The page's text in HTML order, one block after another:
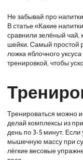
Не забывай про
В статье «Какие
сравнили зелёный чай,
шейки. Самый простой
ложка яблочного
тренировкой, чтобы
Тренироваться можно
делай комплексы из
день по 3‑5 минут.
мышечную массу при
лёгкие весовые